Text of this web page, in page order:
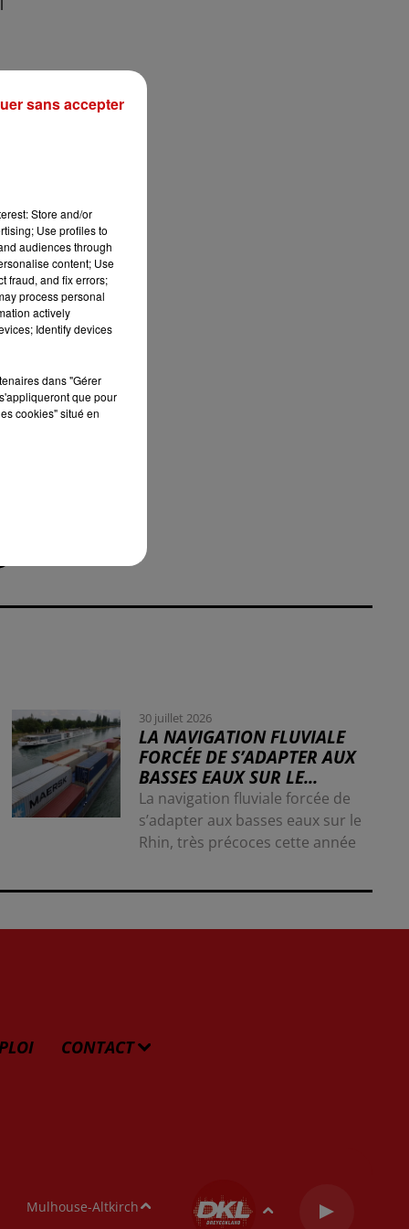
30 juillet 2026
LA NAVIGATION FLUVIALE
FORCÉE DE S’ADAPTER AUX
BASSES EAUX SUR LE...
La navigation fluviale forcée de
s’adapter aux basses eaux sur le
Rhin, très précoces cette année
CONTACT
Mulhouse-Altkirch
Store and/or
Use profiles to
audiences through
content; Use
fraud, and fix errors;
process personal
actively
Identify devices
dans "Gérer
que pour
cookies" situé en
sans accepter